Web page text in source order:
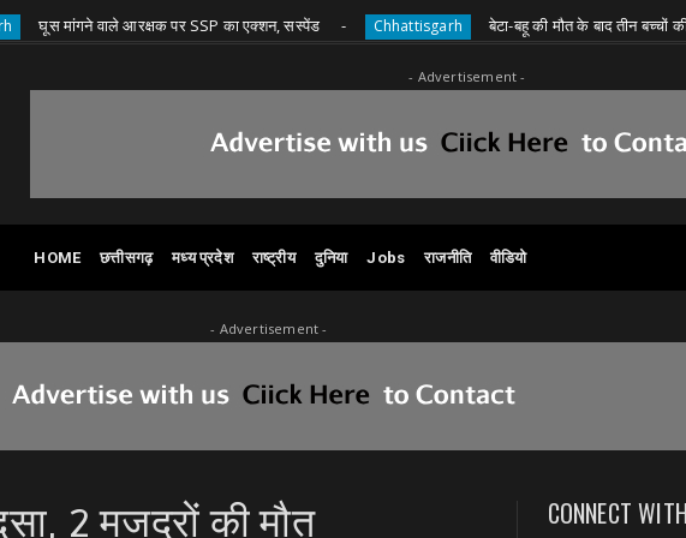
- Advertisement -
HOME छत्तीसगढ़ मध्य प्रदेश राष्ट्रीय दुनिया Jobs राजनीति वीडियो
वाले आरक्षक पर SSP का एक्शन, सस्पेंड Chhattisgarh बेटा-बहू की मौत के बाद तीन बच्चों की
- Advertisement -
2 मजदूरों की मौत CONNECT